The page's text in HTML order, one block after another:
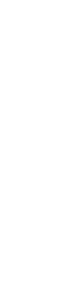
giorno di presidio a
venga in